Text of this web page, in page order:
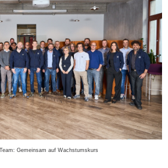
Gemeinsam auf Wachstumskurs